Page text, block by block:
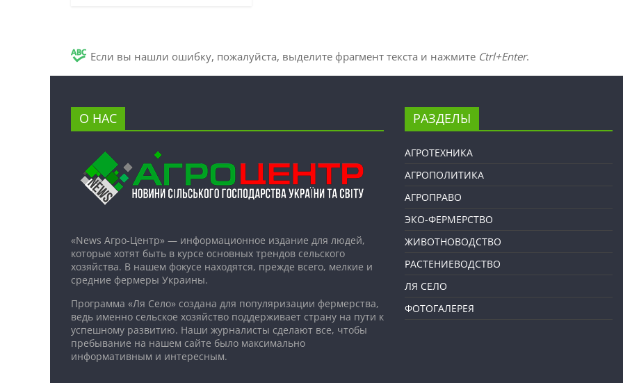
Если вы нашли ошибку, пожалуйста, выделите фрагмент текста и нажмите Ctrl+Enter.
О НАС
«News Агро-Центр» — информационное издание для людей,
которые хотят быть в курсе основных трендов сельского
хозяйства. В нашем фокусе находятся, прежде всего, мелкие и
средние фермеры Украины.
Программа «Ля Село» создана для популяризации фермерства,
ведь именно сельское хозяйство поддерживает страну на пути к
успешному развитию. Наши журналисты сделают все, чтобы
пребывание на нашем сайте было максимально
информативным и интересным.
РАЗДЕЛЫ
АГРОТЕХНИКА
АГРОПОЛИТИКА
АГРОПРАВО
ЭКО-ФЕРМЕРСТВО
ЖИВОТНОВОДСТВО
РАСТЕНИЕВОДСТВО
ЛЯ СЕЛО
ФОТОГАЛЕРЕЯ